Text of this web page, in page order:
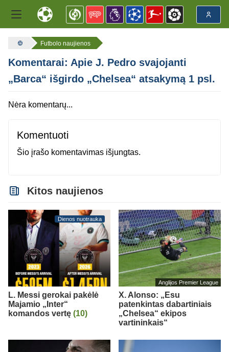
Futbolo naujienos
Komentarai: Apie J. Pedro svajojanti
„Barca“ išgirdo „Chelsea“ atsakymą 1 psl.
Nėra komentarų...
Komentuoti
Šio įrašo komentavimas išjungtas.
Kitos naujienos
Dienos nuotrauka
L. Messi gerokai pakėlė
Majamio „Inter“
komandos vertę (10)
Anglijos Premier League
X. Alonso: „Esu
patenkintas dabartiniais
„Chelsea“ ekipos
vartininkais“